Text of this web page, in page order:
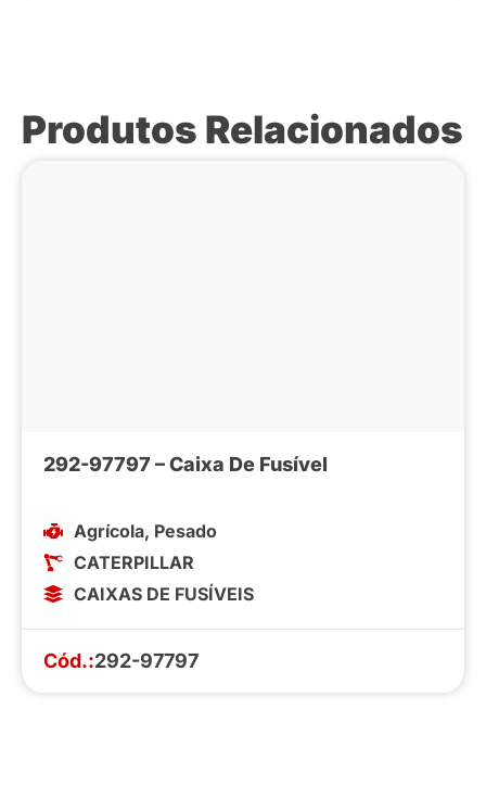
Produtos Relacionados
292-97797 – Caixa De Fusível
Agrícola, Pesado
CATERPILLAR
CAIXAS DE FUSÍVEIS
Cód.:292-97797